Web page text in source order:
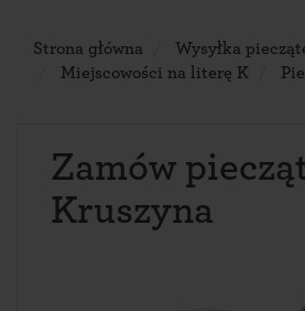
Strona główna Wysyłka
Miejscowości na literę K
Zamów
Kruszyna